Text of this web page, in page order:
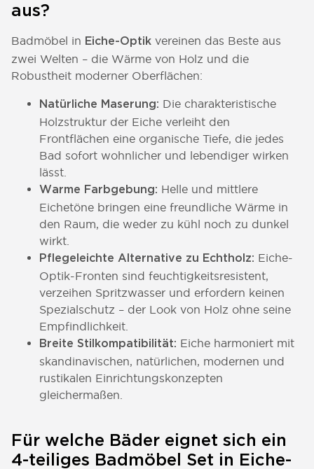
aus?
Badmöbel in Eiche-Optik vereinen das Beste aus
zwei Welten – die Wärme von Holz und die
Robustheit moderner Oberflächen:
Natürliche Maserung: Die charakteristische
Holzstruktur der Eiche verleiht den
Frontflächen eine organische Tiefe, die jedes
Bad sofort wohnlicher und lebendiger wirken
lässt.
Warme Farbgebung: Helle und mittlere
Eichetöne bringen eine freundliche Wärme in
den Raum, die weder zu kühl noch zu dunkel
wirkt.
Pflegeleichte Alternative zu Echtholz: Eiche-
Optik-Fronten sind feuchtigkeitsresistent,
verzeihen Spritzwasser und erfordern keinen
Spezialschutz – der Look von Holz ohne seine
Empfindlichkeit.
Breite Stilkompatibilität: Eiche harmoniert mit
skandinavischen, natürlichen, modernen und
rustikalen Einrichtungskonzepten
gleichermaßen.
Für welche Bäder eignet sich ein
4-teiliges Badmöbel Set in Eiche-